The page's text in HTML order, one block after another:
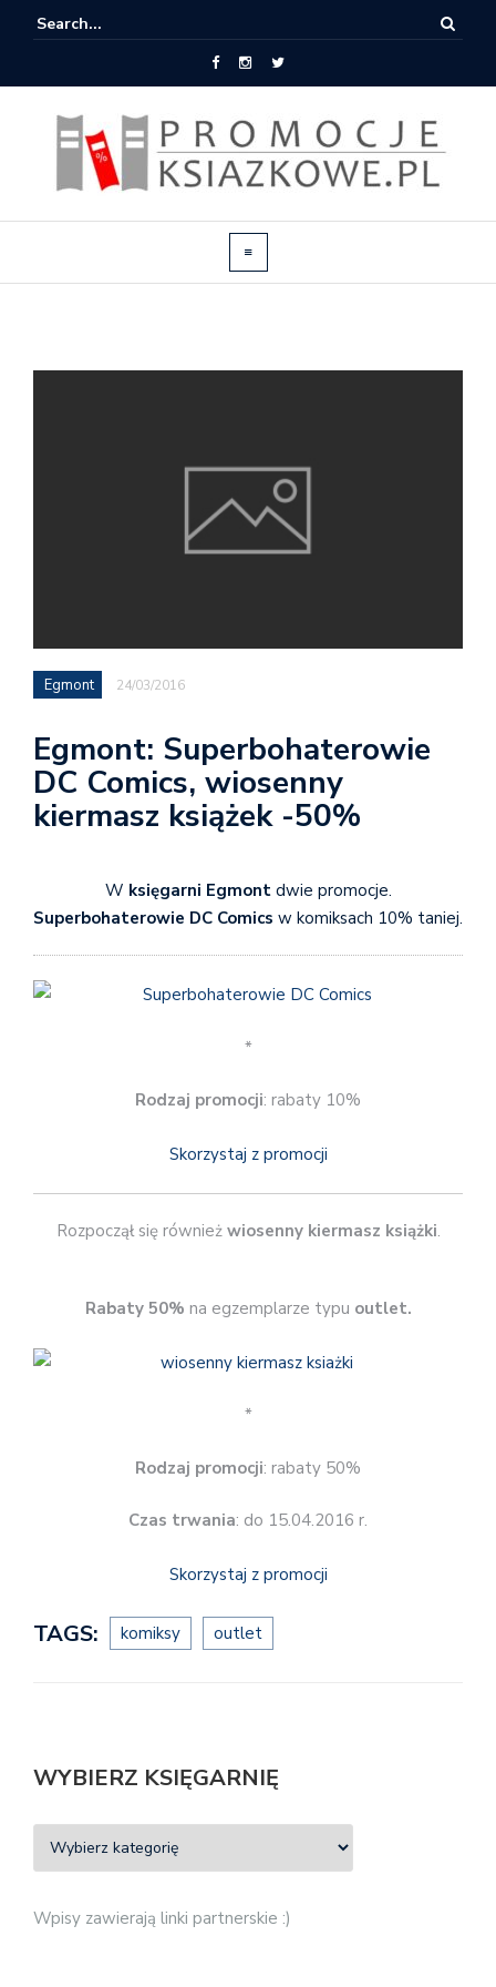
Egmont 24/03/2016
Egmont: Superbohaterowie
DC Comics, wiosenny
kiermasz książek -50%
W księgarni Egmontdwie promocje.
Superbohaterowie DC Comics w komiksach 10% taniej.
*
Rodzaj promocji: rabaty 10%
Skorzystaj z promocji
Rozpoczął się również wiosenny kiermasz książki.
Rabaty 50% na egzemplarze typu outlet.
*
Rodzaj promocji: rabaty 50%
Czas trwania: do 15.04.2016 r.
Skorzystaj z promocji
TAGS: komiksy outlet
WYBIERZ KSIĘGARNIĘ
Wpisy zawierają linki partnerskie :)